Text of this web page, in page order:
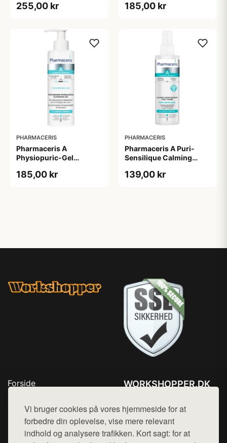
Vi bruger cookies på vores hjemmeside for at
forbedre din oplevelse, vise mere relevant
indhold og analysere trafikken. Kort sagt: for at
255,00 kr
(15 ml)
185,00 kr
PHARMACERIS
Pharmaceris A
Physiopuric-Gel
Physiological Cleansing
185,00 kr
PHARMACERIS
Pharmaceris A Puri-
Sensilique Calming
(200 ml)
139,00 kr
Forside
Top Rabatter
Kontakt
WORKSHOPPER.DK
Mail: hej@want.dk
Cookie- og privatlivspolitik